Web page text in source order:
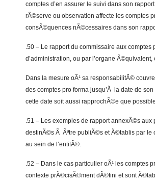
comptes d’en assurer le suivi dans son
rÃ©serve ou observation affecte les comptes
consÃ©quences nÃ©cessaires dans son
.50 – Le rapport du commissaire aux
d’administration, ou par l’organe
Dans la mesure oÃ¹ sa responsabilitÃ©
des comptes pro forma jusqu’Ã la date de
cette date soit aussi rapprochÃ©e que
.51 – Les exemples de rapport annexÃ©s
destinÃ©s Ã Ãªtre publiÃ©s et Ã©tablis par le
au sein de l’entitÃ©.
.52 – Dans le cas particulier oÃ¹ les comptes
contexte prÃ©cisÃ©ment dÃ©fini et sont